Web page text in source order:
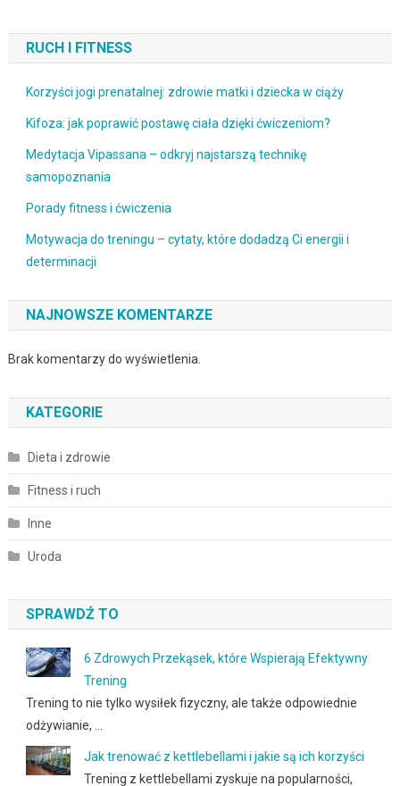
RUCH I FITNESS
Korzyści jogi prenatalnej: zdrowie matki i dziecka w ciąży
Kifoza: jak poprawić postawę ciała dzięki ćwiczeniom?
Medytacja Vipassana – odkryj najstarszą technikę
samopoznania
Porady fitness i ćwiczenia
Motywacja do treningu – cytaty, które dodadzą Ci energii i
determinacji
NAJNOWSZE KOMENTARZE
Brak komentarzy do wyświetlenia.
KATEGORIE
Dieta i zdrowie
Fitness i ruch
Inne
Uroda
SPRAWDŹ TO
6 Zdrowych Przekąsek, które Wspierają Efektywny
Trening
Trening to nie tylko wysiłek fizyczny, ale także odpowiednie
odżywianie, …
Jak trenować z kettlebellami i jakie są ich korzyści
Trening z kettlebellami zyskuje na popularności,